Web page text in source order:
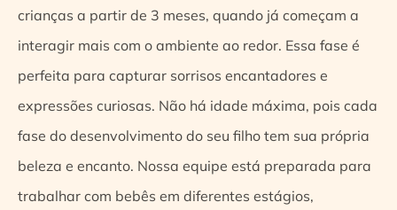
crianças a partir de 3 meses, quando já começam a
interagir mais com o ambiente ao redor. Essa fase é
perfeita para capturar sorrisos encantadores e
expressões curiosas. Não há idade máxima, pois cada
fase do desenvolvimento do seu filho tem sua própria
beleza e encanto. Nossa equipe está preparada para
trabalhar com bebês em diferentes estágios,